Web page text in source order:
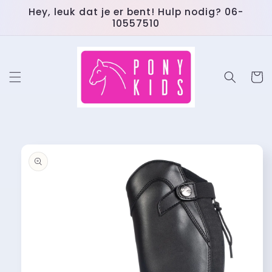
naar de
Hey, leuk dat je er bent! Hulp nodig? 06-
10557510